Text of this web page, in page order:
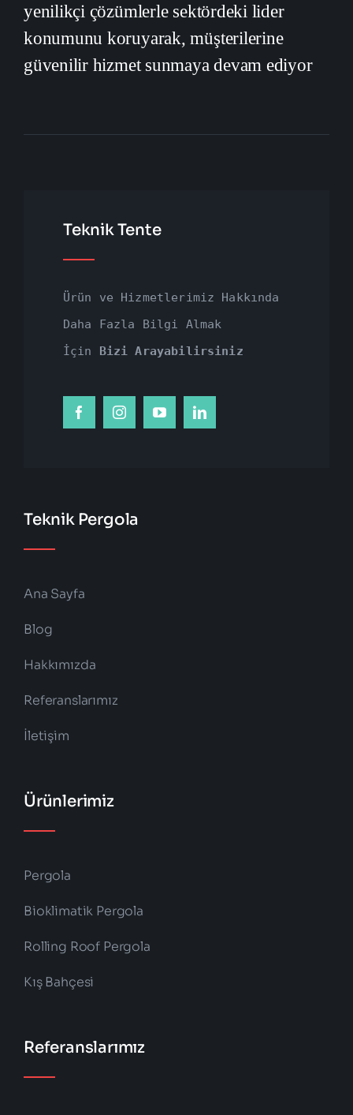
yenilikçi çözümlerle sektördeki lider
konumunu koruyarak, müşterilerine
güvenilir hizmet sunmaya devam ediyor
Teknik Tente
Ürün ve Hizmetlerimiz Hakkında
Daha Fazla Bilgi Almak
İçin Bizi Arayabilirsiniz
Teknik Pergola
Ana Sayfa
Blog
Hakkımızda
Referanslarımız
İletişim
Ürünlerimiz
Pergola
Bioklimatik Pergola
Rolling Roof Pergola
Kış Bahçesi
Referanslarımız